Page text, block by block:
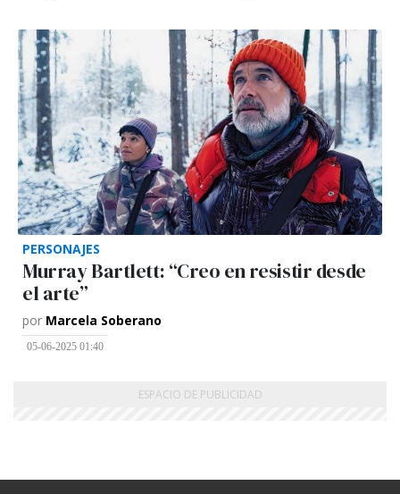
PERSONAJES
Murray Bartlett: “Creo en resistir desde
el arte”
por Marcela Soberano
05-06-2025 01:40